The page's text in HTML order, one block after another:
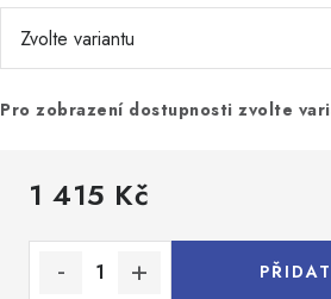
Pro zobrazení dostupnosti zvolte
1 415 Kč